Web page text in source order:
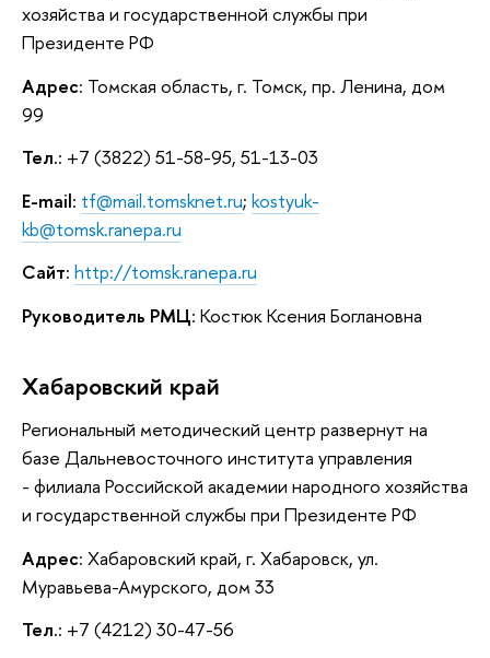
хозяйства и государственной службы при
Президенте РФ
Адрес: Томская область, г. Томск, пр. Ленина, дом
99
Тел.: +7 (3822) 51-58-95, 51-13-03
E-mail: tf@mail.tomsknet.ru; kostyuk-
kb@tomsk.ranepa.ru
Сайт: http://tomsk.ranepa.ru
Руководитель РМЦ: Костюк Ксения Боглановна
Хабаровский край
Региональный методический центр развернут на
базе Дальневосточного института управления
- филиала Российской академии народного хозяйства
и государственной службы при Президенте РФ
Адрес: Хабаровский край, г. Хабаровск, ул.
Муравьева-Амурского, дом 33
Тел.: +7 (4212) 30-47-56